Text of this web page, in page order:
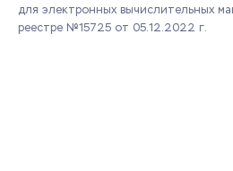
для электронных вычислительных
реестре №15725 от 05.12.2022 г.